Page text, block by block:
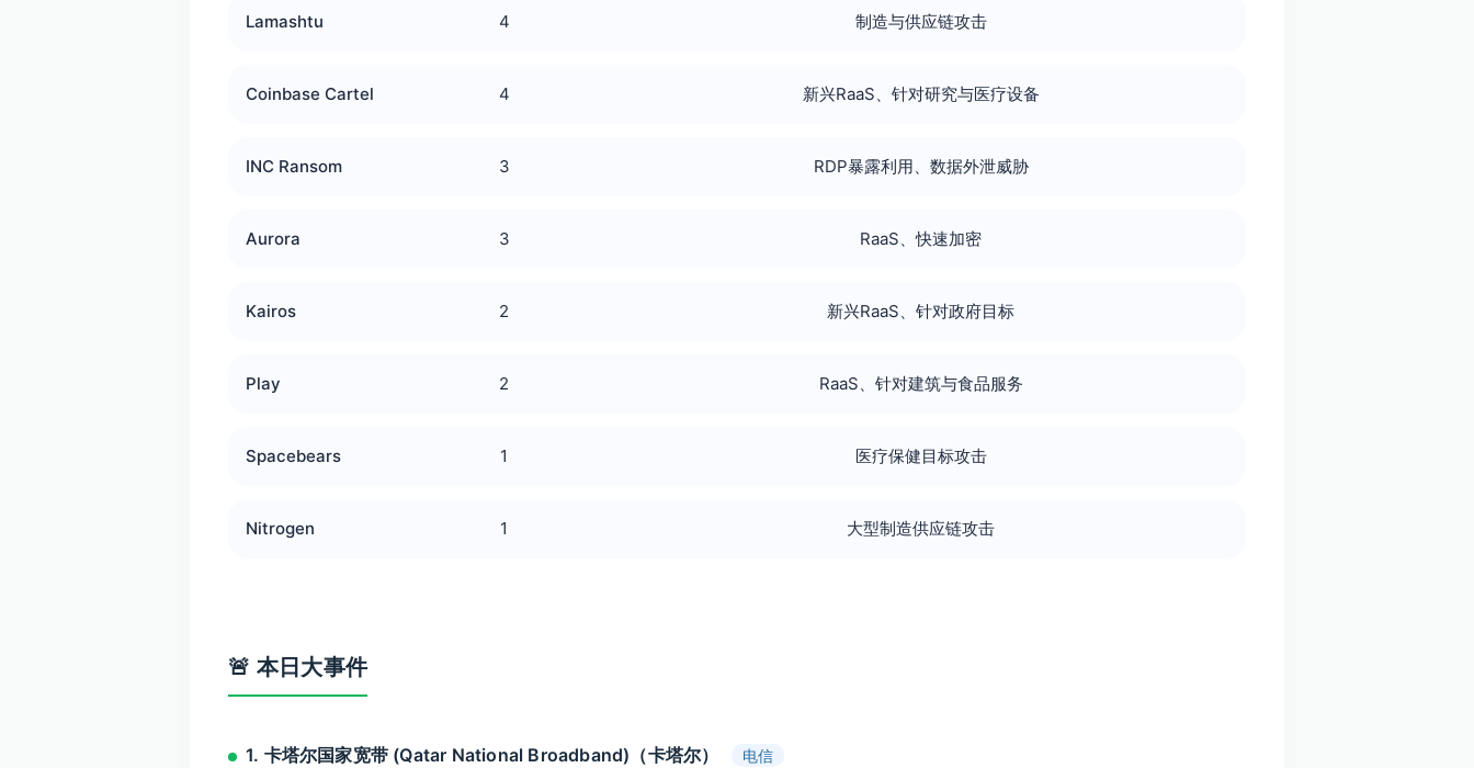
Lamashtu 4 制造与供应链攻击
Coinbase Cartel 4 新兴RaaS、针对研究与医疗设备
INC Ransom 3 RDP暴露利用、数据外泄威胁
Aurora 3 RaaS、快速加密
Kairos 2 新兴RaaS、针对政府目标
Play 2 RaaS、针对建筑与食品服务
Spacebears 1 医疗保健目标攻击
Nitrogen 1 大型制造供应链攻击
🚨 本日大事件
1. 卡塔尔国家宽带 (Qatar National Broadband)（卡塔尔） 电信